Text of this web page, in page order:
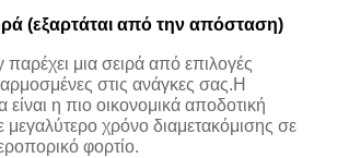
(εξαρτάται από την απόσταση)
μια σειρά από επιλογές
στις ανάγκες σας.Η
είναι η πιο οικονομικά αποδοτική
μεγαλύτερο χρόνο διαμετακόμισης σε
φορτίο.